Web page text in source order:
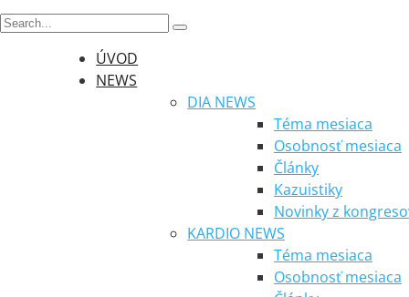
ÚVOD
NEWS
DIA NEWS
Téma mesiaca
Osobnosť mesiaca
Články
Kazuistiky
Novinky z
KARDIO NEWS
Téma mesiaca
Osobnosť mesiaca